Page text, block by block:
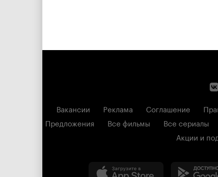
Вакансии Реклама Соглашение
Предложения
Все фильмы
Все сериалы
Акции и